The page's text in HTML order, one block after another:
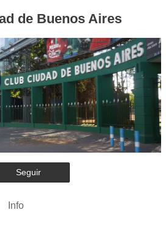
de Buenos Aires
Seguir
Info